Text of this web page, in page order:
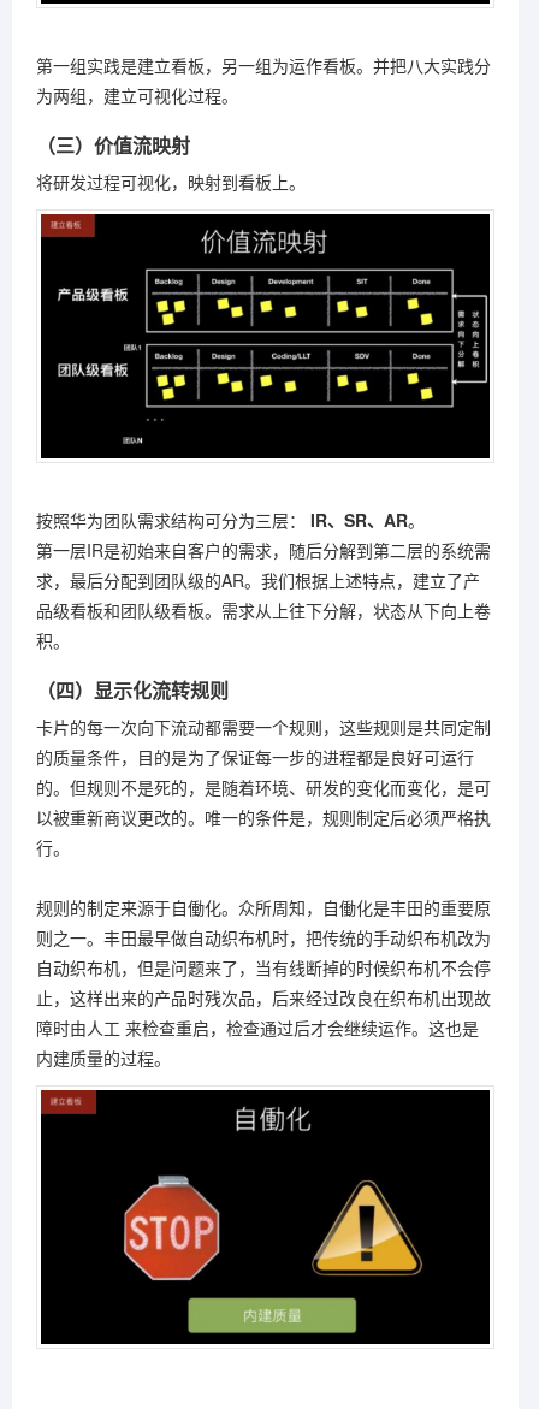
第一组实践是建立看板，另一组为运作看板。并把八大实践分
为两组，建立可视化过程。
（三）价值流映射
将研发过程可视化，映射到看板上。
按照华为团队需求结构可分为三层： IR、SR、AR。
第一层IR是初始来自客户的需求，随后分解到第二层的系统需
求，最后分配到团队级的AR。我们根据上述特点，建立了产
品级看板和团队级看板。需求从上往下分解，状态从下向上卷
积。
（四）显示化流转规则
卡片的每一次向下流动都需要一个规则，这些规则是共同定制
的质量条件，目的是为了保证每一步的进程都是良好可运行
的。但规则不是死的，是随着环境、研发的变化而变化，是可
以被重新商议更改的。唯一的条件是，规则制定后必须严格执
行。
规则的制定来源于自働化。众所周知，自働化是丰田的重要原
则之一。丰田最早做自动织布机时，把传统的手动织布机改为
自动织布机，但是问题来了，当有线断掉的时候织布机不会停
止，这样出来的产品时残次品，后来经过改良在织布机出现故
障时由人工 来检查重启，检查通过后才会继续运作。这也是
内建质量的过程。